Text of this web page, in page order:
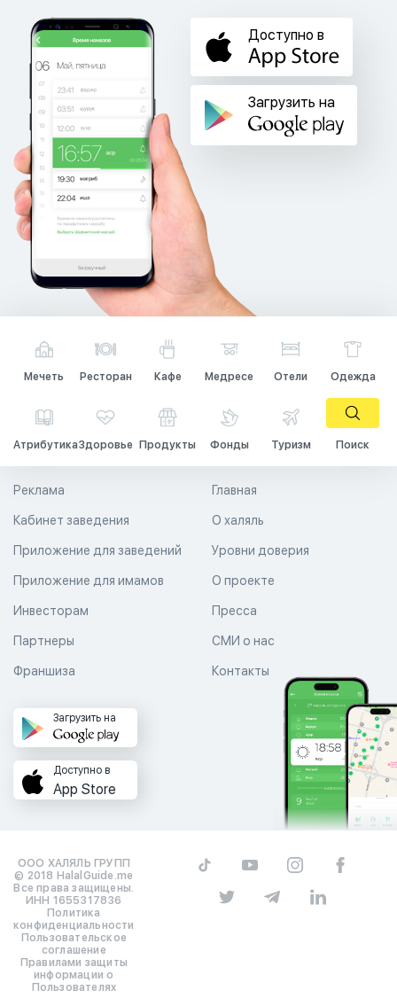
Доступно в
Загрузить на
Мечеть Ресторан Кафе Медресе Отели Одежда
АтрибутикаЗдоровье Продукты Фонды Туризм Поиск
Главная
О халяль
Уровни доверия
Реклама
Кабинет заведения
Приложение для заведений
Приложение для имамов О проекте
Пресса
СМИ о нас
Контакты
Инвесторам
Партнеры
Франшиза
Загрузить на
Доступно в
App Store
ООО ХАЛЯЛЬ ГРУПП
© 2018 HalalGuide.me
Все права защищены.
ИНН 1655317836
Политика
конфиденциальности
Пользовательское
соглашение
Правилами защиты
информации о
Пользователях